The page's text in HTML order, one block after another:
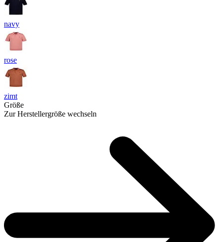
navy
rose
zimt
Größe
Zur Herstellergröße wechseln